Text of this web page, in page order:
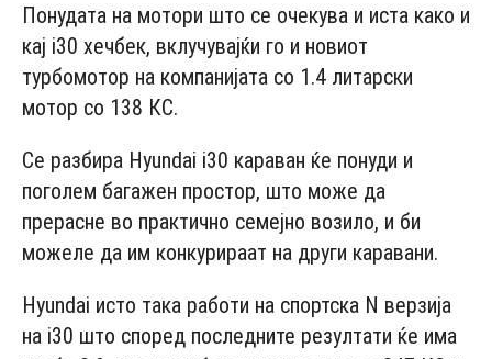
Понудата на мотори што се очекува и иста како и
кај i30 хечбек, вклучувајќи го и новиот
турбомотор на компанијата со 1.4 литарски
мотор со 138 КС.
Се разбира Hyundai i30 караван ќе понуди и
поголем багажен простор, што може да
прерасне во практично семејно возило, и би
можеле да им конкурираат на други каравани.
Hyundai исто така работи на спортска N верзија
на i30 што според последните резултати ќе има